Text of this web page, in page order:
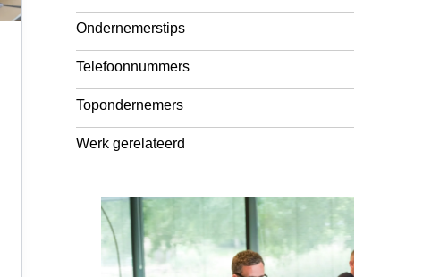
Ondernemerstips
Telefoonnummers
Topondernemers
Werk gerelateerd